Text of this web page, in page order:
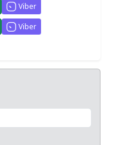
Viber
Viber